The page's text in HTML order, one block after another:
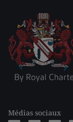
Médias sociaux